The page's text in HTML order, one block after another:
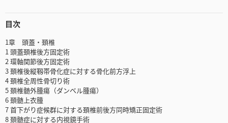
目次
1章 頭蓋・頚椎
1 頭蓋頚椎後方固定術
2 環軸関節後方固定術
3 頚椎後縦靱帯骨化症に対する骨化前方浮上
4 頚椎全周性骨切り術
5 頚椎髄外腫瘍（ダンベル腫瘍）
6 頚髄上衣腫
7 首下がり症候群に対する頚椎前後方同時矯正固定術
8 頚髄症に対する内視鏡手術